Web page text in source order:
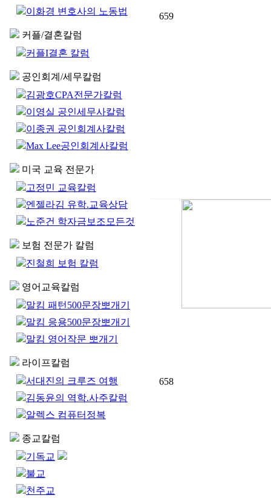
이화경 변호사의 노동법
커플/결혼칼럼
커플I결혼 칼럼
공인회계/세무칼럼
김광호CPA전문가칼럼
이영실 공인세무사칼럼
이종권 공인회계사칼럼
Max Lee공인회계사칼럼
미국 교육 전문가
고정민 교육칼럼
엔젤라김 유학.교육상담
노준건 학자금보조모든것
보험 전문가 칼럼
진철희 보험 칼럼
영어교육칼럼
말킴 패턴500문장뽀개기
말킴 응용500문장뽀개기
말킴 영어작문 뽀개기
라이프칼럼
서대진의 크루즈 여행
김동윤의 역학.사주칼럼
알렉스 컴퓨터정복
종교칼럼
기독교
불교
천주교
659
658